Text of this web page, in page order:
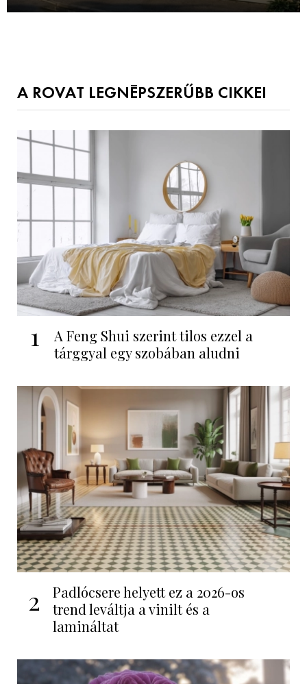
A ROVAT LEGNÉPSZERŰBB CIKKEI
1
A Feng Shui szerint tilos ezzel a
tárggyal egy szobában aludni
2
Padlócsere helyett ez a 2026-os
trend leváltja a vinilt és a
lamináltat